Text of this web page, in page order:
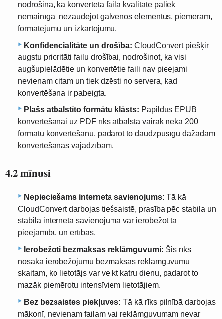
nodrošina, ka konvertētā faila kvalitāte paliek
nemainīga, nezaudējot galvenos elementus, piemēram,
formatējumu un izkārtojumu.
Konfidencialitāte un drošība: CloudConvert piešķir
augstu prioritāti failu drošībai, nodrošinot, ka visi
augšupielādētie un konvertētie faili nav pieejami
nevienam citam un tiek dzēsti no servera, kad
konvertēšana ir pabeigta.
Plašs atbalstīto formātu klāsts: Papildus EPUB
konvertēšanai uz PDF rīks atbalsta vairāk nekā 200
formātu konvertēšanu, padarot to daudzpusīgu dažādām
konvertēšanas vajadzībām.
4.2 mīnusi
Nepieciešams interneta savienojums: Tā kā
CloudConvert darbojas tiešsaistē, prasība pēc stabila un
stabila interneta savienojuma var ierobežot tā
pieejamību un ērtības.
Ierobežoti bezmaksas reklāmguvumi: Šis rīks
nosaka ierobežojumu bezmaksas reklāmguvumu
skaitam, ko lietotājs var veikt katru dienu, padarot to
mazāk piemērotu intensīviem lietotājiem.
Bez bezsaistes piekļuves: Tā kā rīks pilnībā darbojas
mākonī, nevienam failam vai reklāmguvumam nevar